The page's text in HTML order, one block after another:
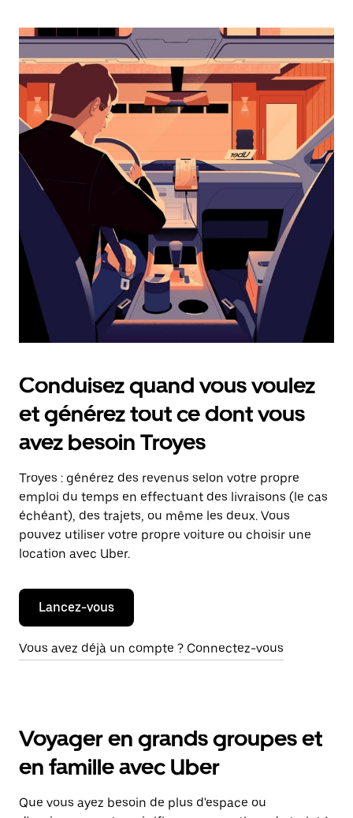
bas
ouvrir
le
calendrier
sélectionner
une
date.
Appuyez
sur
touche
pour
fermer
le
calendrier.
Conduisez quand vous voulez
et générez tout ce dont vous
avez besoin Troyes
Troyes : générez des revenus selon votre propre
emploi du temps en effectuant des livraisons (le cas
échéant), des trajets, ou même les deux. Vous
pouvez utiliser votre propre voiture ou choisir une
location avec Uber.
Lancez-vous
Vous avez déjà un compte ? Connectez-vous
Voyager en grands groupes et
en famille avec Uber
Que vous ayez besoin de plus d'espace ou